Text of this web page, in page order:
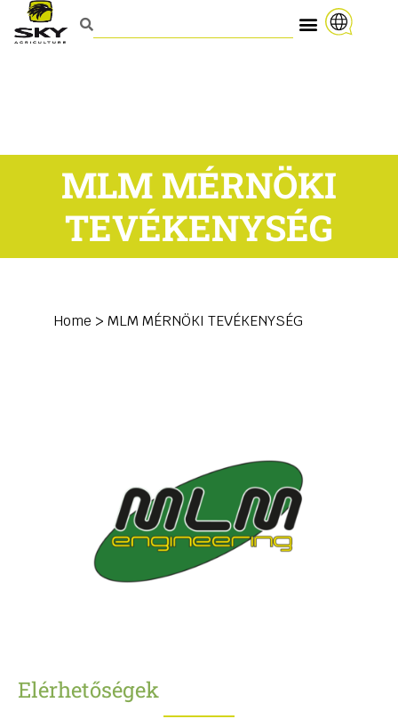
MLM MÉRNÖKI
TEVÉKENYSÉG
Home > MLM MÉRNÖKI TEVÉKENYSÉG
Elérhetőségek